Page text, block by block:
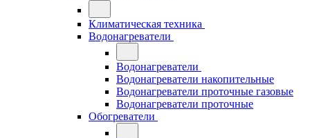
Климатическая техника
Водонагреватели
Водонагреватели
Водонагреватели накопительные
Водонагреватели проточные газовые
Водонагреватели проточные
Обогреватели